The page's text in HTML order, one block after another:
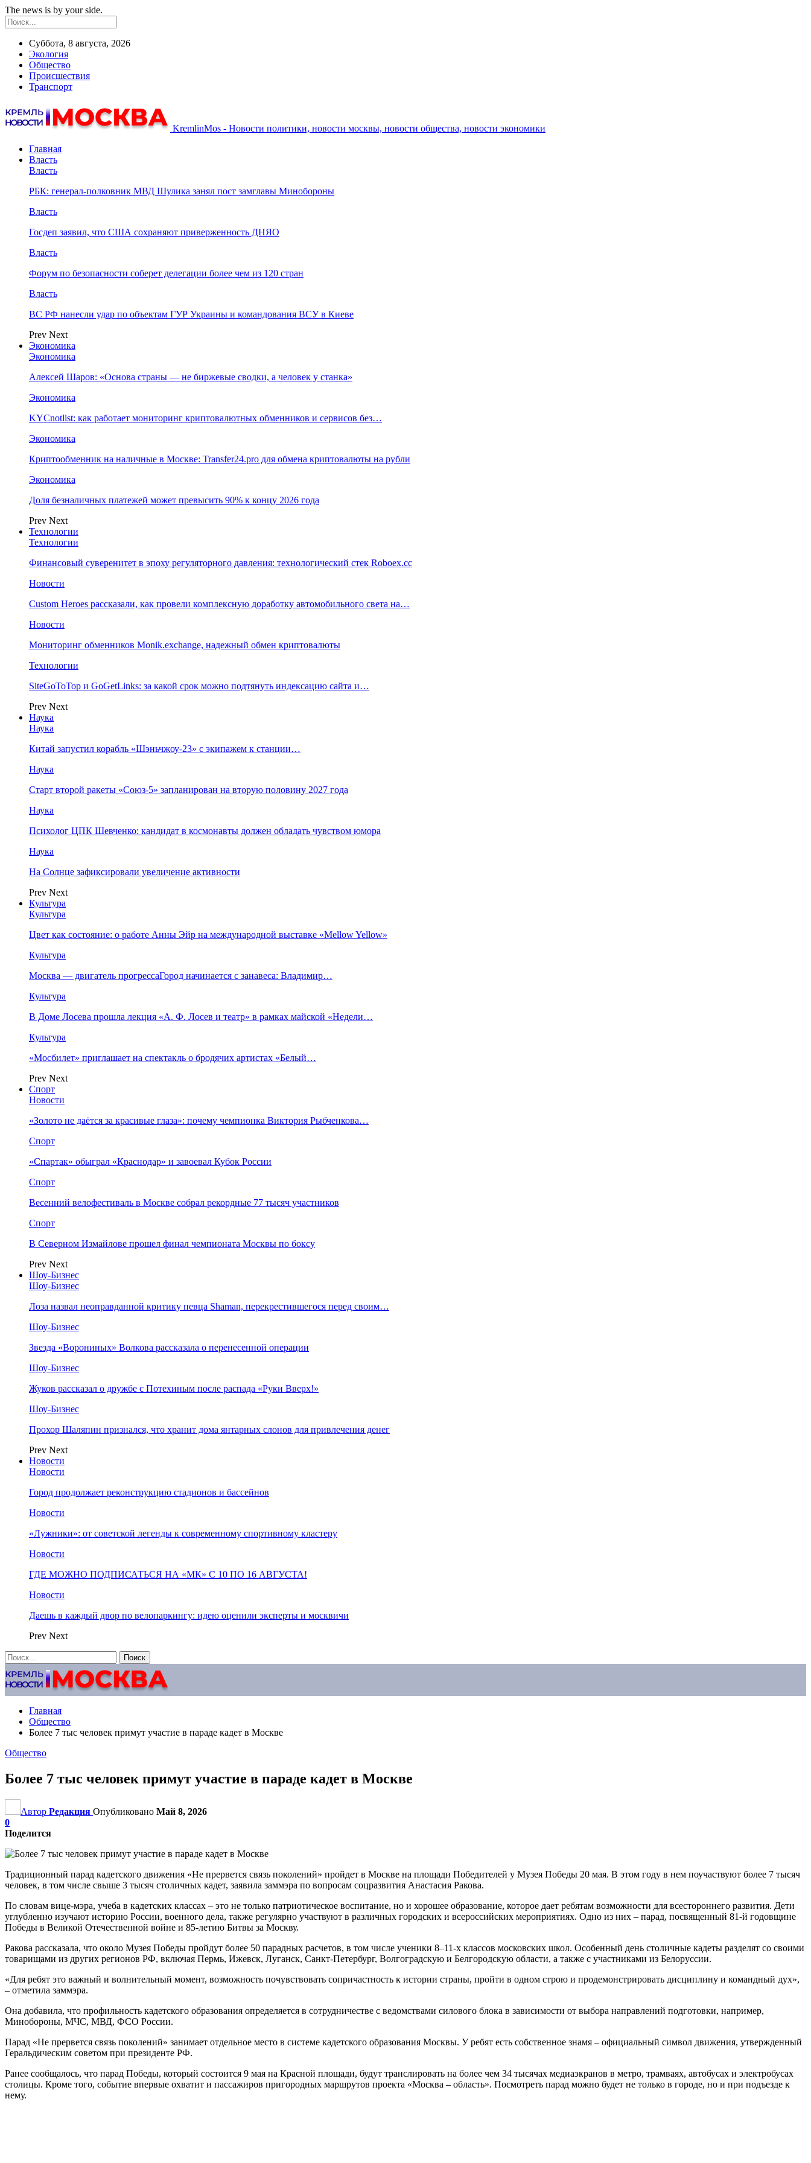
The news is by your side.
Суббота, 8 августа, 2026
Экология
Общество
Происшествия
Транспорт
KremlinMos - Новости политики, новости москвы, новости общества, новости экономики
Главная
Власть
Власть
РБК: генерал-полковник МВД Шулика занял пост замглавы Минобороны
Власть
Госдеп заявил, что США сохраняют приверженность ДНЯО
Власть
Форум по безопасности соберет делегации более чем из 120 стран
Власть
ВС РФ нанесли удар по объектам ГУР Украины и командования ВСУ в Киеве
Prev Next
Экономика
Экономика
Алексей Шаров: «Основа страны — не биржевые сводки, а человек у станка»
Экономика
KYCnotlist: как работает мониторинг криптовалютных обменников и сервисов без…
Экономика
Криптообменник на наличные в Москве: Transfer24.pro для обмена криптовалюты на рубли
Экономика
Доля безналичных платежей может превысить 90% к концу 2026 года
Prev Next
Технологии
Технологии
Финансовый суверенитет в эпоху регуляторного давления: технологический стек Roboex.cc
Новости
Custom Heroes рассказали, как провели комплексную доработку автомобильного света на…
Новости
Мониторинг обменников Monik.exchange, надежный обмен криптовалюты
Технологии
SiteGoToTop и GoGetLinks: за какой срок можно подтянуть индексацию сайта и…
Prev Next
Наука
Наука
Китай запустил корабль «Шэньчжоу-23» с экипажем к станции…
Наука
Старт второй ракеты «Союз-5» запланирован на вторую половину 2027 года
Наука
Психолог ЦПК Шевченко: кандидат в космонавты должен обладать чувством юмора
Наука
На Солнце зафиксировали увеличение активности
Prev Next
Культура
Культура
Цвет как состояние: о работе Анны Эйр на международной выставке «Mellow Yellow»
Культура
Москва — двигатель прогрессаГород начинается с занавеса: Владимир…
Культура
В Доме Лосева прошла лекция «А. Ф. Лосев и театр» в рамках майской «Недели…
Культура
«Мосбилет» приглашает на спектакль о бродячих артистах «Белый…
Prev Next
Спорт
Новости
«Золото не даётся за красивые глаза»: почему чемпионка Виктория Рыбченкова…
Спорт
«Спартак» обыграл «Краснодар» и завоевал Кубок России
Спорт
Весенний велофестиваль в Москве собрал рекордные 77 тысяч участников
Спорт
В Северном Измайлове прошел финал чемпионата Москвы по боксу
Prev Next
Шоу-Бизнес
Шоу-Бизнес
Лоза назвал неоправданной критику певца Shaman, перекрестившегося перед своим…
Шоу-Бизнес
Звезда «Ворониных» Волкова рассказала о перенесенной операции
Шоу-Бизнес
Жуков рассказал о дружбе с Потехиным после распада «Руки Вверх!»
Шоу-Бизнес
Прохор Шаляпин признался, что хранит дома янтарных слонов для привлечения денег
Prev Next
Новости
Новости
Город продолжает реконструкцию стадионов и бассейнов
Новости
«Лужники»: от советской легенды к современному спортивному кластеру
Новости
ГДЕ МОЖНО ПОДПИСАТЬСЯ НА «МК» С 10 ПО 16 АВГУСТА!
Новости
Даешь в каждый двор по велопаркингу: идею оценили эксперты и москвичи
Prev Next
Главная
Общество
Более 7 тыс человек примут участие в параде кадет в Москве
Общество
Более 7 тыс человек примут участие в параде кадет в Москве
Автор Редакция Опубликовано Май 8, 2026
0
Поделится
Традиционный парад кадетского движения «Не прервется связь поколений» пройдет в Москве на площади Победителей у Музея Победы 20 мая. В этом году в нем поучаствуют более 7 тысяч
человек, в том числе свыше 3 тысяч столичных кадет, заявила заммэра по вопросам соцразвития Анастасия Ракова.
По словам вице-мэра, учеба в кадетских классах – это не только патриотическое воспитание, но и хорошее образование, которое дает ребятам возможности для всестороннего развития. Дети
углубленно изучают историю России, военного дела, также регулярно участвуют в различных городских и всероссийских мероприятиях. Одно из них – парад, посвященный 81-й годовщине
Победы в Великой Отечественной войне и 85-летию Битвы за Москву.
Ракова рассказала, что около Музея Победы пройдут более 50 парадных расчетов, в том числе ученики 8–11-х классов московских школ. Особенный день столичные кадеты разделят со своими
товарищами из других регионов РФ, включая Пермь, Ижевск, Луганск, Санкт-Петербург, Волгоградскую и Белгородскую области, а также с участниками из Белоруссии.
«Для ребят это важный и волнительный момент, возможность почувствовать сопричастность к истории страны, пройти в одном строю и продемонстрировать дисциплину и командный дух»,
– отметила заммэра.
Она добавила, что профильность кадетского образования определяется в сотрудничестве с ведомствами силового блока в зависимости от выбора направлений подготовки, например,
Минобороны, МЧС, МВД, ФСО России.
Парад «Не прервется связь поколений» занимает отдельное место в системе кадетского образования Москвы. У ребят есть собственное знамя – официальный символ движения, утвержденный
Геральдическим советом при президенте РФ.
Ранее сообщалось, что парад Победы, который состоится 9 мая на Красной площади, будут транслировать на более чем 34 тысячах медиаэкранов в метро, трамваях, автобусах и электробусах
столицы. Кроме того, событие впервые охватит и пассажиров пригородных маршрутов проекта «Москва – область». Посмотреть парад можно будет не только в городе, но и при подъезде к
нему.